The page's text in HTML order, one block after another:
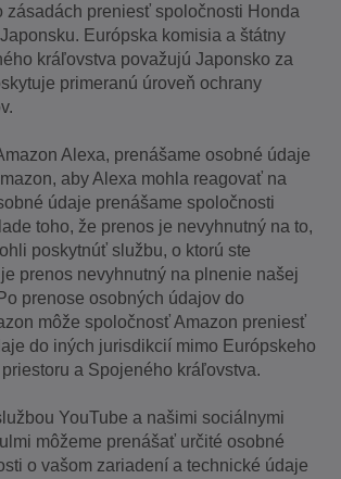
zásadách preniesť spoločnosti Honda
Európska komisia a štátny
kráľovstva považujú Japonsko za
primeranú úroveň ochrany
Alexa, prenášame osobné údaje
aby Alexa mohla reagovať na
údaje prenášame spoločnosti
toho, že prenos je nevyhnutný na to,
poskytnúť službu, o ktorú ste
prenos nevyhnutný na plnenie našej
prenose osobných údajov do
môže spoločnosť Amazon preniesť
do iných jurisdikcií mimo Európskeho
a Spojeného kráľovstva.
YouTube a našimi sociálnymi
môžeme prenášať určité osobné
o vašom zariadení a technické údaje